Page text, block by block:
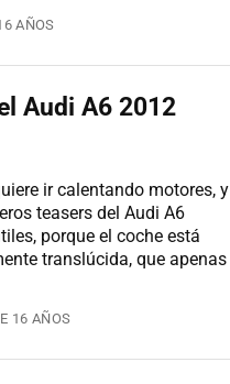
AÑOS
Audi A6 2012
ir calentando motores, y
teasers del Audi A6
porque el coche está
translúcida, que apenas
16 AÑOS